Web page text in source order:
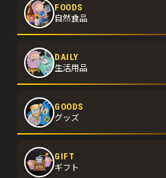
FOODS
自然食品
DAILY
生活用品
GOODS
グッズ
GIFT
ギフト